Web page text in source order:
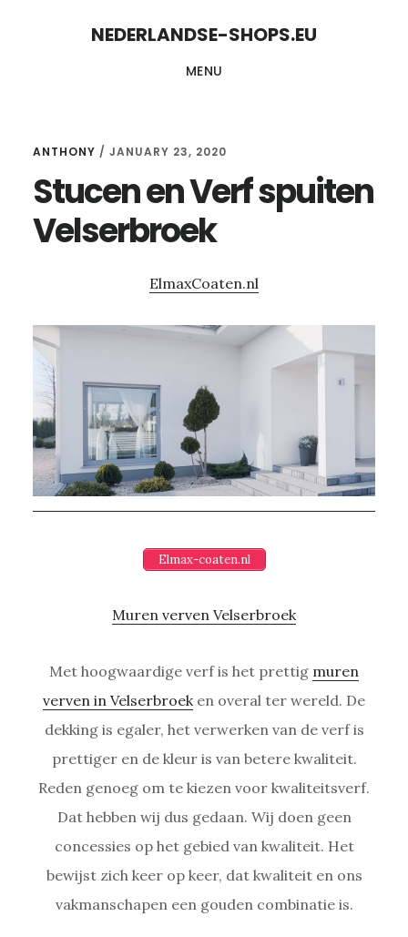
NEDERLANDSE-SHOPS.EU
MENU
ANTHONY / JANUARY 23, 2020
Stucen en Verf spuiten
Velserbroek
ElmaxCoaten.nl
Elmax-coaten.nl
Muren verven Velserbroek
Met hoogwaardige verf is het prettig muren
verven in Velserbroeken overal ter wereld. De
dekking is egaler, het verwerken van de verf is
prettiger en de kleur is van betere kwaliteit.
Reden genoeg om te kiezen voor kwaliteitsverf.
Dat hebben wij dus gedaan. Wij doen geen
concessies op het gebied van kwaliteit. Het
bewijst zich keer op keer, dat kwaliteit en ons
vakmanschapen een gouden combinatie is.